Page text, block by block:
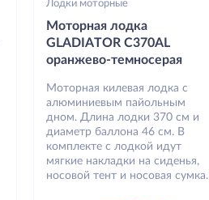
Лодки моторные
Моторная лодка
GLADIATOR C370AL
оранжево-темносерая
Моторная килевая лодка с
алюминиевым пайольным
дном. Длина лодки 370 см и
диаметр баллона 46 см. В
комплекте с лодкой идут
мягкие накладки на сиденья,
носовой тент и носовая сумка.